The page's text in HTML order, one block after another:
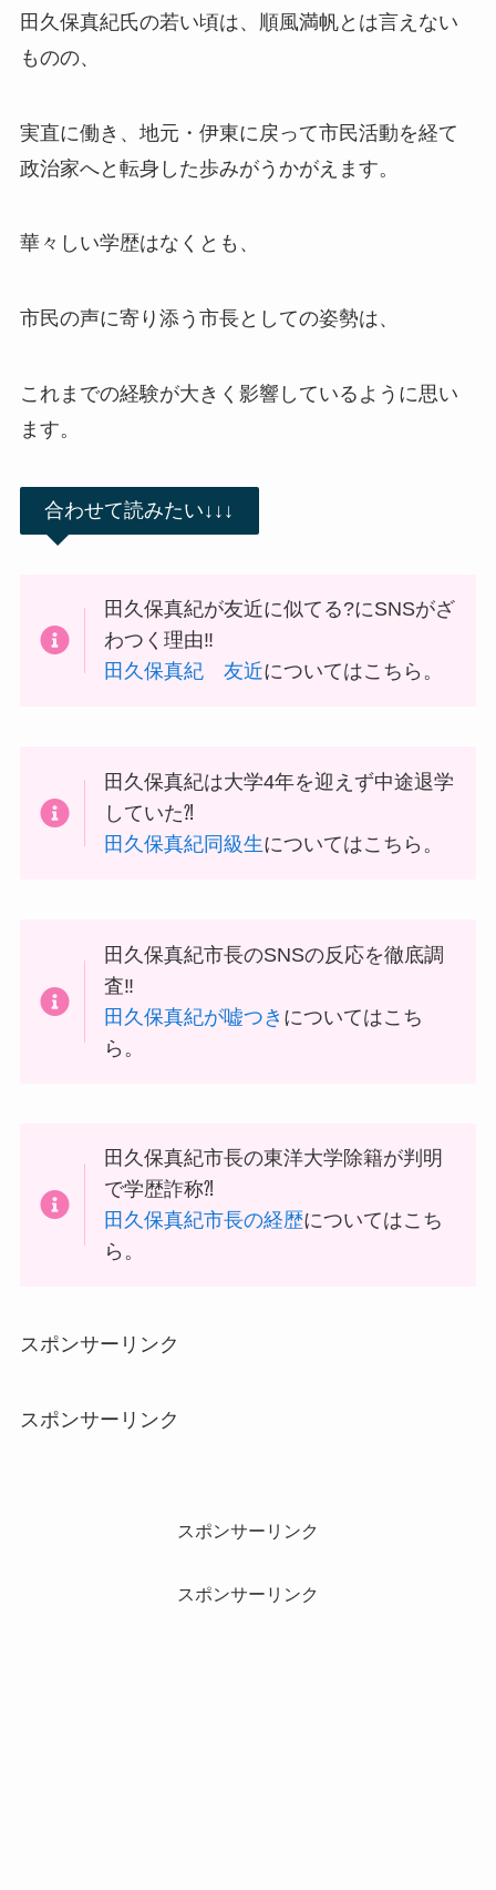
田久保真紀氏の若い頃は、順風満帆とは言えない
ものの、
実直に働き、地元・伊東に戻って市民活動を経て
政治家へと転身した歩みがうかがえます。
華々しい学歴はなくとも、
市民の声に寄り添う市長としての姿勢は、
これまでの経験が大きく影響しているように思い
ます。
合わせて読みたい↓↓↓
田久保真紀が友近に似てる?にSNSがざ
わつく理由‼
田久保真紀 友近についてはこちら。
田久保真紀は大学4年を迎えず中途退学
していた⁈
田久保真紀同級生についてはこちら。
田久保真紀市長のSNSの反応を徹底調
査‼
田久保真紀が嘘つき についてはこち
ら。
田久保真紀市長の東洋大学除籍が判明
で学歴詐称⁈
田久保真紀市長の経歴についてはこち
ら。
スポンサーリンク
スポンサーリンク
スポンサーリンク
スポンサーリンク